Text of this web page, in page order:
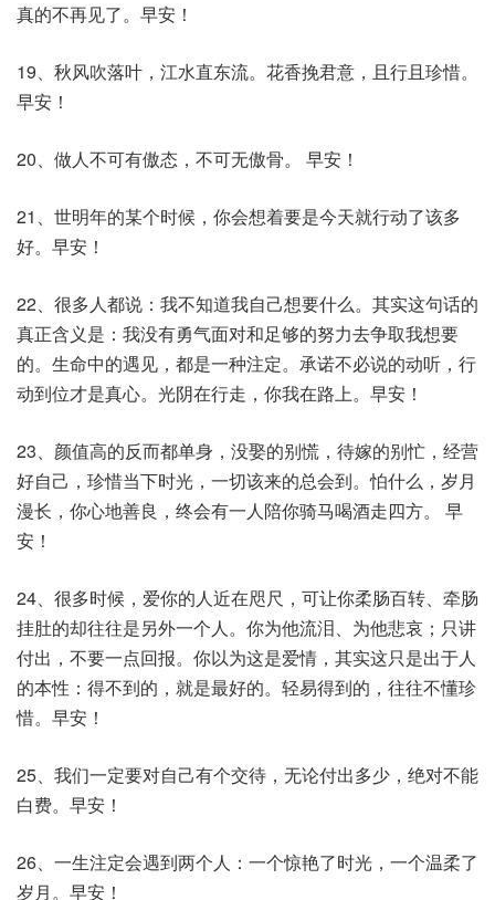
真的不再见了。早安！
19、秋风吹落叶，江水直东流。花香挽君意，且行且珍惜。
早安！
20、做人不可有傲态，不可无傲骨。 早安！
21、世明年的某个时候，你会想着要是今天就行动了该多
好。早安！
22、很多人都说：我不知道我自己想要什么。其实这句话的
真正含义是：我没有勇气面对和足够的努力去争取我想要
的。生命中的遇见，都是一种注定。承诺不必说的动听，行
动到位才是真心。光阴在行走，你我在路上。早安！
23、颜值高的反而都单身，没娶的别慌，待嫁的别忙，经营
好自己，珍惜当下时光，一切该来的总会到。怕什么，岁月
漫长，你心地善良，终会有一人陪你骑马喝酒走四方。 早
安！
24、很多时候，爱你的人近在咫尺，可让你柔肠百转、牵肠
挂肚的却往往是另外一个人。你为他流泪、为他悲哀；只讲
付出，不要一点回报。你以为这是爱情，其实这只是出于人
的本性：得不到的，就是最好的。轻易得到的，往往不懂珍
惜。早安！
25、我们一定要对自己有个交待，无论付出多少，绝对不能
白费。早安！
26、一生注定会遇到两个人：一个惊艳了时光，一个温柔了
岁月。早安！